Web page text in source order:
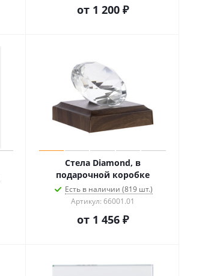
от 1 200 ₽
Стела Diamond, в
подарочной коробке
Есть в наличии (819 шт.)
Артикул: 66001.01
от 1 456 ₽